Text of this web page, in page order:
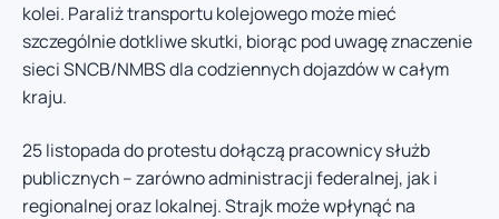
kolei. Paraliż transportu kolejowego może mieć
szczególnie dotkliwe skutki, biorąc pod uwagę znaczenie
sieci SNCB/NMBS dla codziennych dojazdów w całym
kraju.
25 listopada do protestu dołączą pracownicy służb
publicznych – zarówno administracji federalnej, jak i
regionalnej oraz lokalnej. Strajk może wpłynąć na